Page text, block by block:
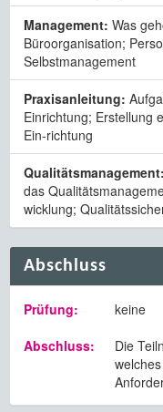
Management: Was
Büroorganisation;
Selbstmanagement
Praxisanleitung:
Einrichtung; Erstellung
Ein-richtung
Qualitätsmanagement:
das
wicklung;
Abschluss
Prüfung:
keine
Abschluss:
Die